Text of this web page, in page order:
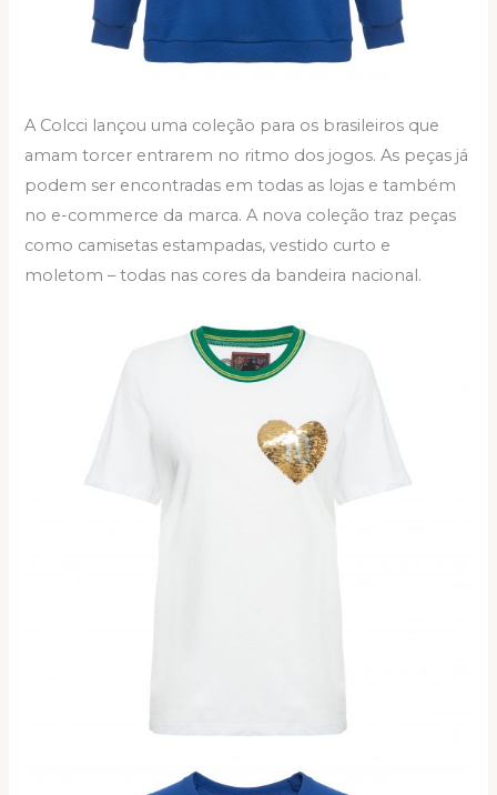
A Colcci lançou uma coleção para os brasileiros que
amam torcer entrarem no ritmo dos jogos. As peças já
podem ser encontradas em todas as lojas e também
no e-commerce da marca. A nova coleção traz peças
como camisetas estampadas, vestido curto e
moletom – todas nas cores da bandeira nacional.